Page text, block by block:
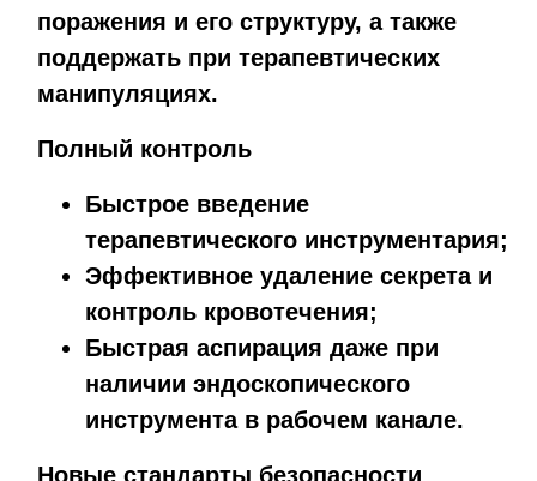
поражения и его структуру, а также
поддержать при терапевтических
манипуляциях.
Полный контроль
Быстрое введение
терапевтического инструментария;
Эффективное удаление секрета и
контроль кровотечения;
Быстрая аспирация даже при
наличии эндоскопического
инструмента в рабочем канале.
Новые стандарты безопасности